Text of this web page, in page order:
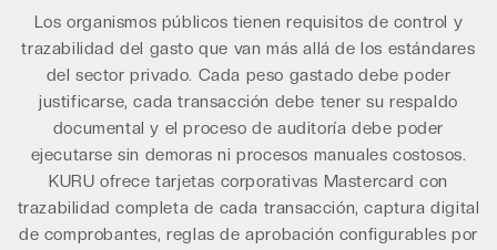
Los organismos públicos tienen requisitos de control y
trazabilidad del gasto que van más allá de los estándares
del sector privado. Cada peso gastado debe poder
justificarse, cada transacción debe tener su respaldo
documental y el proceso de auditoría debe poder
ejecutarse sin demoras ni procesos manuales costosos.
KURU ofrecetarjetas corporativas Mastercard con
trazabilidad completa de cada transacción, captura digital
de comprobantes, reglas de aprobación configurables por